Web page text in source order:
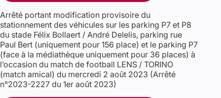
Arrêté portant modification provisoire du
stationnement des véhicules sur les parking P7 et P8
du stade Félix Bollaert / André Delelis, parking rue
Paul Bert (uniquement pour 156 place) et le parking P7
(face à la médiathèque uniquement pour 36 places) à
l’occasion du match de football LENS / TORINO
(match amical) du mercredi 2 août 2023 (Arrêté
n°2023-2227 du 1er août 2023)